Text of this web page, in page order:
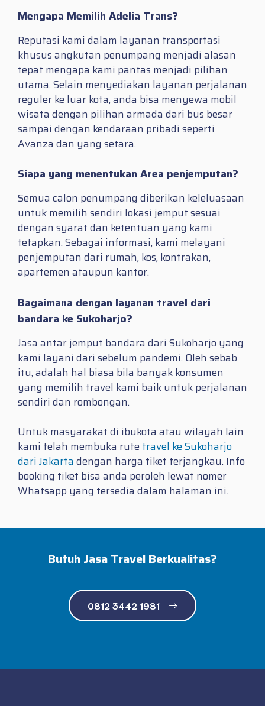
Mengapa Memilih Adelia Trans?
Reputasi kami dalam layanan transportasi
khusus angkutan penumpang menjadi alasan
tepat mengapa kami pantas menjadi pilihan
utama. Selain menyediakan layanan perjalanan
reguler ke luar kota, anda bisa menyewa mobil
wisata dengan pilihan armada dari bus besar
sampai dengan kendaraan pribadi seperti
Avanza dan yang setara.
Siapa yang menentukan Area penjemputan?
Semua calon penumpang diberikan keleluasaan
untuk memilih sendiri lokasi jemput sesuai
dengan syarat dan ketentuan yang kami
tetapkan. Sebagai informasi, kami melayani
penjemputan dari rumah, kos, kontrakan,
apartemen ataupun kantor.
Bagaimana dengan layanan travel dari
bandara ke Sukoharjo?
Jasa antar jemput bandara dari Sukoharjo yang
kami layani dari sebelum pandemi. Oleh sebab
itu, adalah hal biasa bila banyak konsumen
yang memilih travel kami baik untuk perjalanan
sendiri dan rombongan.
Untuk masyarakat di ibukota atau wilayah lain
kami telah membuka rute travel ke Sukoharjo
dari Jakarta dengan harga tiket terjangkau. Info
booking tiket bisa anda peroleh lewat nomer
Whatsapp yang tersedia dalam halaman ini.
Butuh Jasa Travel Berkualitas?
0812 3442 1981